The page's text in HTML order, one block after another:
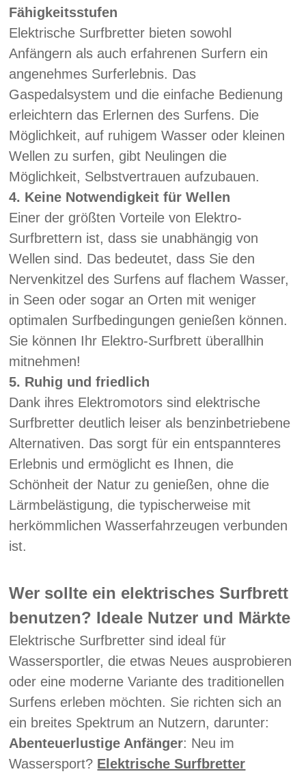
Fähigkeitsstufen
Elektrische Surfbretter bieten sowohl
Anfängern als auch erfahrenen Surfern ein
angenehmes Surferlebnis. Das
Gaspedalsystem und die einfache Bedienung
erleichtern das Erlernen des Surfens. Die
Möglichkeit, auf ruhigem Wasser oder kleinen
Wellen zu surfen, gibt Neulingen die
Möglichkeit, Selbstvertrauen aufzubauen.
4. Keine Notwendigkeit für Wellen
Einer der größten Vorteile von Elektro-
Surfbrettern ist, dass sie unabhängig von
Wellen sind. Das bedeutet, dass Sie den
Nervenkitzel des Surfens auf flachem Wasser,
in Seen oder sogar an Orten mit weniger
optimalen Surfbedingungen genießen können.
Sie können Ihr Elektro-Surfbrett überallhin
mitnehmen!
5. Ruhig und friedlich
Dank ihres Elektromotors sind elektrische
Surfbretter deutlich leiser als benzinbetriebene
Alternativen. Das sorgt für ein entspannteres
Erlebnis und ermöglicht es Ihnen, die
Schönheit der Natur zu genießen, ohne die
Lärmbelästigung, die typischerweise mit
herkömmlichen Wasserfahrzeugen verbunden
ist.
Wer sollte ein elektrisches Surfbrett
benutzen? Ideale Nutzer und Märkte
Elektrische Surfbretter sind ideal für
Wassersportler, die etwas Neues ausprobieren
oder eine moderne Variante des traditionellen
Surfens erleben möchten. Sie richten sich an
ein breites Spektrum an Nutzern, darunter:
Abenteuerlustige Anfänger: Neu im
Wassersport? Elektrische Surfbretter